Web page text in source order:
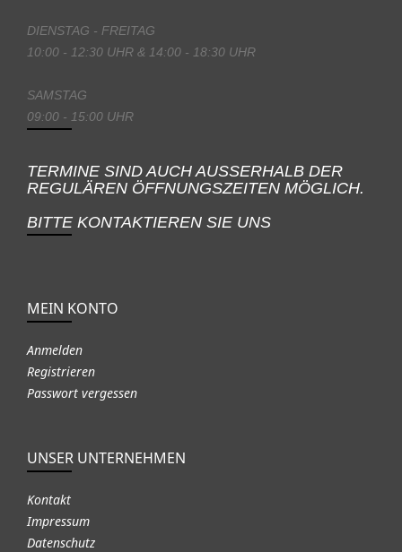
DIENSTAG - FREITAG
10:00 - 12:30 UHR & 14:00 - 18:30 UHR
SAMSTAG
09:00 - 15:00 UHR
TERMINE SIND AUCH AUSSERHALB DER
REGULÄREN ÖFFNUNGSZEITEN MÖGLICH.
BITTE KONTAKTIEREN SIE UNS
MEIN KONTO
Anmelden
Registrieren
Passwort vergessen
UNSER UNTERNEHMEN
Kontakt
Impressum
Datenschutz